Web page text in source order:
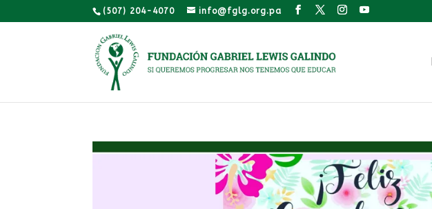
(507) 204-4070 info@fglg.org.pa